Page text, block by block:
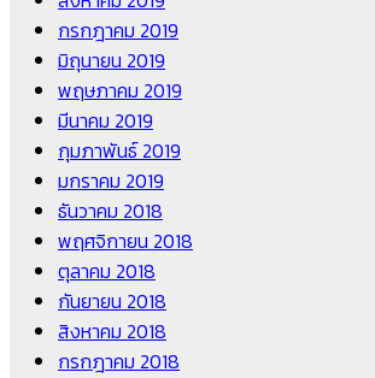
กรกฎาคม 2019
มิถุนายน 2019
พฤษภาคม 2019
มีนาคม 2019
กุมภาพันธ์ 2019
มกราคม 2019
ธันวาคม 2018
พฤศจิกายน 2018
ตุลาคม 2018
กันยายน 2018
สิงหาคม 2018
กรกฎาคม 2018